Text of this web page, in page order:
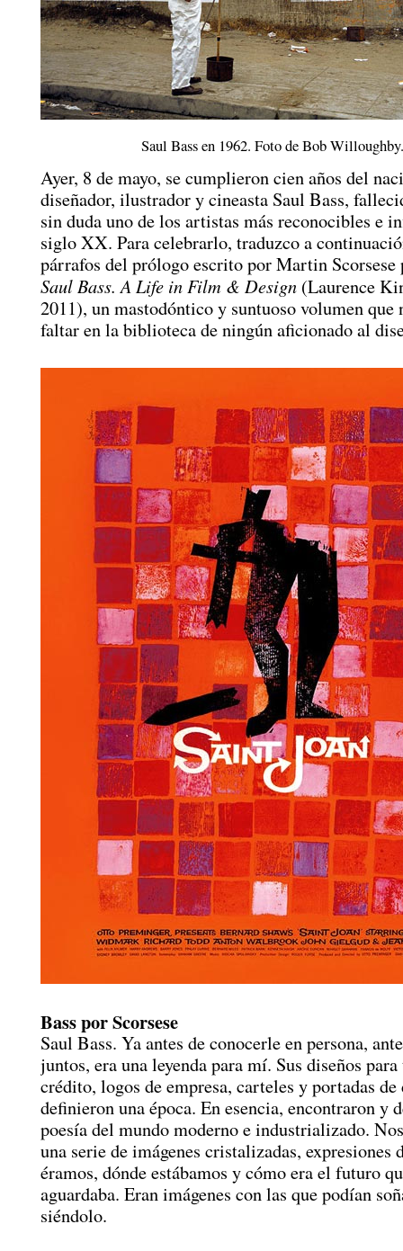
Saul Bass en 1962. Foto de Bob Willoughby.
Ayer, 8 de mayo, se cumplieron cien años del
diseñador, ilustrador y cineasta Saul Bass,
sin duda uno de los artistas más reconocibles e
siglo XX. Para celebrarlo, traduzco a
párrafos del prólogo escrito por Martin
Saul Bass. A Life in Film & Design (Laurence
2011), un mastodóntico y suntuoso volumen que
faltar en la biblioteca de ningún aficionado al
Bass por Scorsese
Saul Bass. Ya antes de conocerle en persona,
juntos, era una leyenda para mí. Sus diseños
crédito, logos de empresa, carteles y portadas de
definieron una época. En esencia, encontraron y
poesía del mundo moderno e industrializado.
una serie de imágenes cristalizadas, expresiones
éramos, dónde estábamos y cómo era el futuro
aguardaba. Eran imágenes con las que podían
siéndolo.